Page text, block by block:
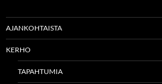
AJANKOHTAISTA
KERHO
TAPAHTUMIA